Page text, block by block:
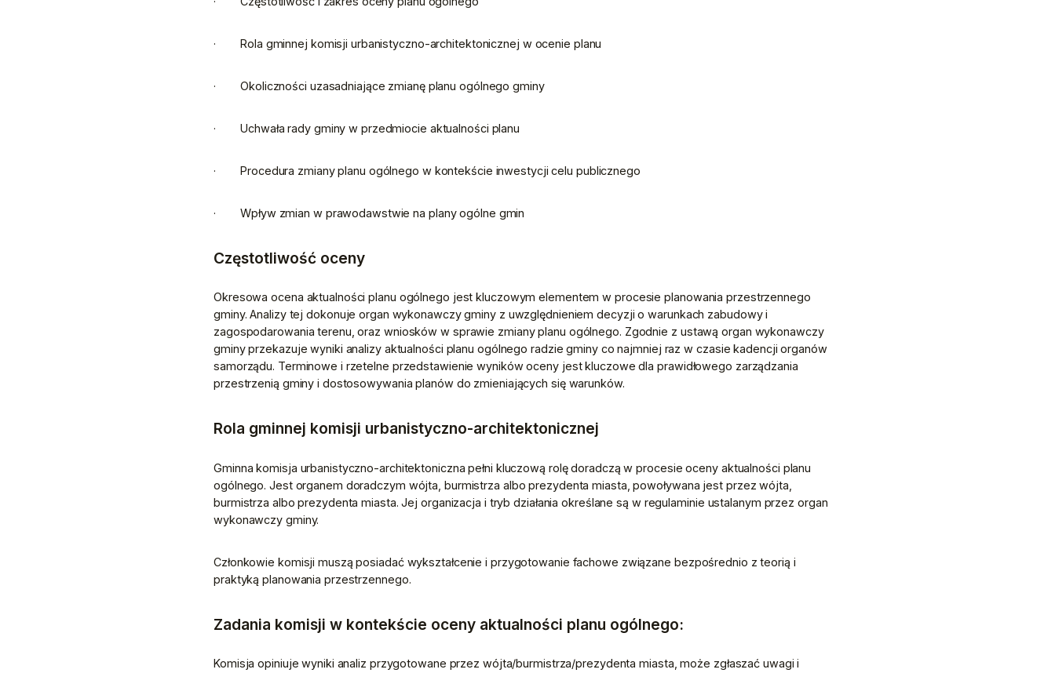
·        Rola gminnej komisji urbanistyczno-architektonicznej w ocenie planu
·        Okoliczności uzasadniające zmianę planu ogólnego gminy
·        Uchwała rady gminy w przedmiocie aktualności planu
·        Procedura zmiany planu ogólnego w kontekście inwestycji celu publicznego
·        Wpływ zmian w prawodawstwie na plany ogólne gmin
Częstotliwość oceny
Okresowa ocena aktualności planu ogólnego jest kluczowym elementem w procesie planowania przestrzennego
gminy. Analizy tej dokonuje organ wykonawczy gminy z uwzględnieniem decyzji o warunkach zabudowy i
zagospodarowania terenu, oraz wniosków w sprawie zmiany planu ogólnego. Zgodnie z ustawą organ wykonawczy
gminy przekazuje wyniki analizy aktualności planu ogólnego radzie gminy co najmniej raz w czasie kadencji organów
samorządu. Terminowe i rzetelne przedstawienie wyników oceny jest kluczowe dla prawidłowego zarządzania
przestrzenią gminy i dostosowywania planów do zmieniających się warunków.
Rola gminnej komisji urbanistyczno-architektonicznej
Gminna komisja urbanistyczno-architektoniczna pełni kluczową rolę doradczą w procesie oceny aktualności planu
ogólnego. Jest organem doradczym wójta, burmistrza albo prezydenta miasta, powoływana jest przez wójta,
burmistrza albo prezydenta miasta. Jej organizacja i tryb działania określane są w regulaminie ustalanym przez organ
wykonawczy gminy.
Członkowie komisji muszą posiadać wykształcenie i przygotowanie fachowe związane bezpośrednio z teorią i
praktyką planowania przestrzennego.
Zadania komisji w kontekście oceny aktualności planu ogólnego:
Komisja opiniuje wyniki analiz przygotowane przez wójta/burmistrza/prezydenta miasta, może zgłaszać uwagi i